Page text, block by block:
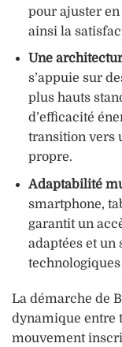
pour ajuster
ainsi la
Une
s’appuie sur
plus hauts
d’efficacité
transition vers
propre.
Adaptabilité
smartphone,
garantit un
adaptées et un
La démarche de
dynamique entre
mouvement